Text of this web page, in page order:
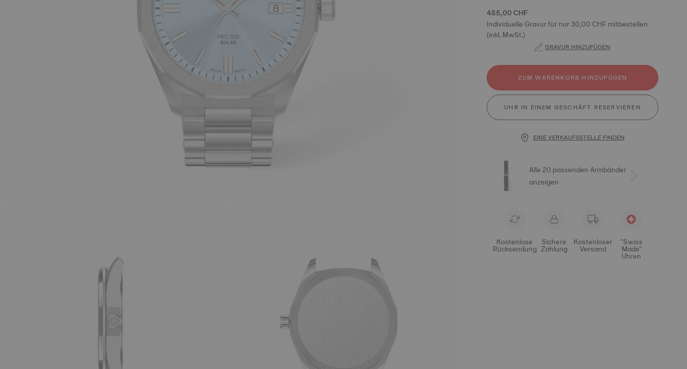
455,00 CHF
Individuelle Gravur für nur 30,00 CHF mitbestellen
(inkl. MwSt.)
GRAVUR HINZUFÜGEN
ZUM WARENKORB HINZUFÜGEN
UHR IN EINEM GESCHÄFT RESERVIEREN
EINE VERKAUFSSTELLE FINDEN
Alle 20 passenden Armbänder
anzeigen
Kostenlose
Rücksendung
Sichere
Zahlung
Kostenloser
Versand
"Swiss
Made"
Uhren